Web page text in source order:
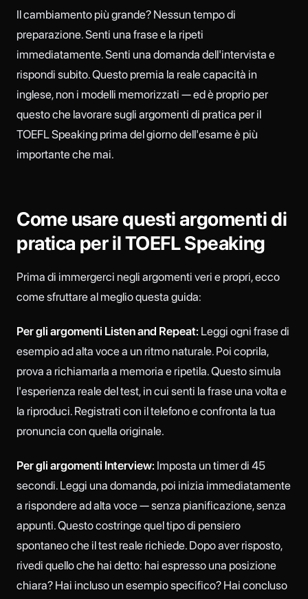
Il cambiamento più grande? Nessun tempo di
preparazione. Senti una frase e la ripeti
immediatamente. Senti una domanda dell'intervista e
rispondi subito. Questo premia la reale capacità in
inglese, non i modelli memorizzati — ed è proprio per
questo che lavorare sugli argomenti di pratica per il
TOEFL Speaking prima del giorno dell'esame è più
importante che mai.
Come usare questi argomenti di
pratica per il TOEFL Speaking
Prima di immergerci negli argomenti veri e propri, ecco
come sfruttare al meglio questa guida:
Per gli argomenti Listen and Repeat: Leggi ogni frase di
esempio ad alta voce a un ritmo naturale. Poi coprila,
prova a richiamarla a memoria e ripetila. Questo simula
l'esperienza reale del test, in cui senti la frase una volta e
la riproduci. Registrati con il telefono e confronta la tua
pronuncia con quella originale.
Per gli argomenti Interview: Imposta un timer di 45
secondi. Leggi una domanda, poi inizia immediatamente
a rispondere ad alta voce — senza pianificazione, senza
appunti. Questo costringe quel tipo di pensiero
spontaneo che il test reale richiede. Dopo aver risposto,
rivedi quello che hai detto: hai espresso una posizione
chiara? Hai incluso un esempio specifico? Hai concluso